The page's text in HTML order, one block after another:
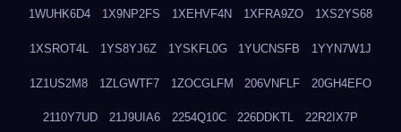
1WUHK6D4 1X9NP2FS 1XEHVF4N 1XFRA9ZO 1XS2YS68
1XSROT4L 1YS8YJ6Z 1YSKFL0G 1YUCNSFB 1YYN7W1J
1Z1US2M8 1ZLGWTF7 1ZOCGLFM 206VNFLF 20GH4EFO
2110Y7UD 21J9UIA6 2254Q10C 226DDKTL 22R2IX7P